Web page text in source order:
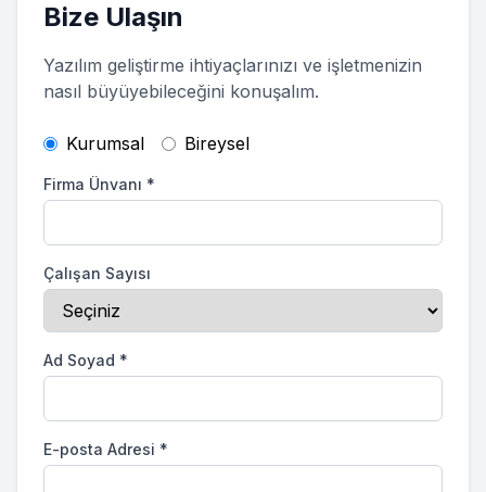
Bize Ulaşın
Yazılım geliştirme ihtiyaçlarınızı ve işletmenizin
nasıl büyüyebileceğini konuşalım.
Kurumsal Bireysel
Firma Ünvanı *
Çalışan Sayısı
Ad Soyad *
E-posta Adresi *